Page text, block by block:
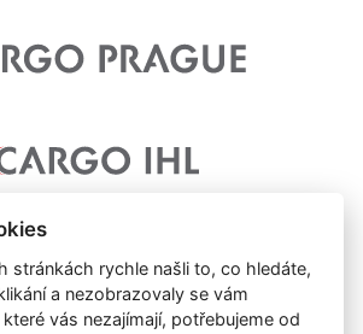
stránkách rychle našli to, co hledáte,
a nezobrazovaly se vám
vás nezajímají, potřebujeme od